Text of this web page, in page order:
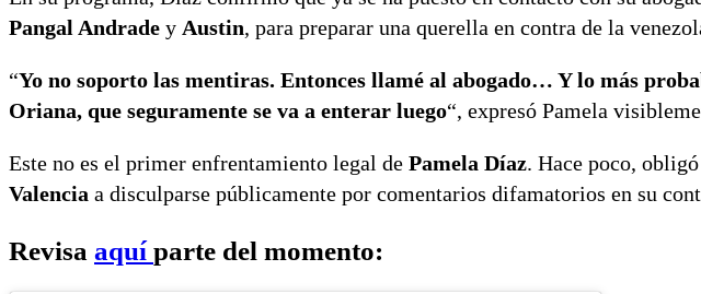
Pangal Andrade y Austin, para preparar una querella en contra de la
“Yo no soporto las mentiras. Entonces llamé al abogado… Y lo más
Oriana, que seguramente se va a enterar luego“, expresó Pamela
Este no es el primer enfrentamiento legal de Pamela Díaz. Hace poco, obligó
Valencia a disculparse públicamente por comentarios difamatorios en su
Revisa aquíparte del momento: